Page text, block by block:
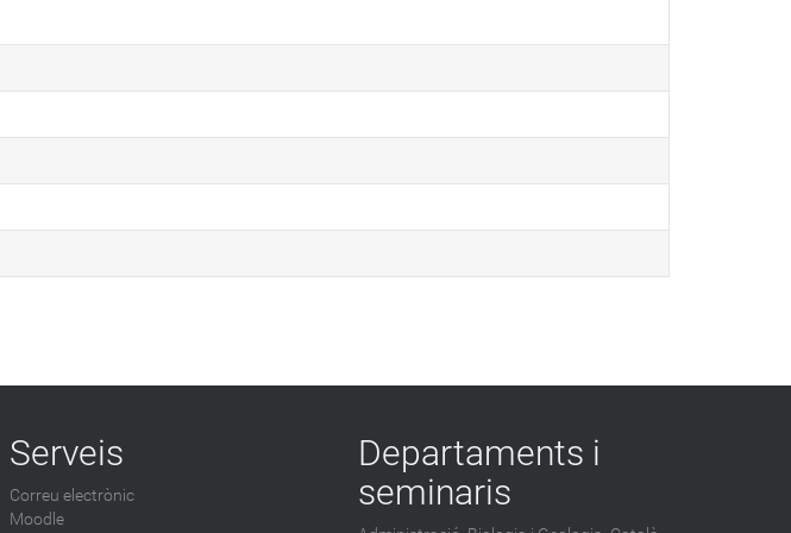
Serveis
Correu electrònic
Moodle
Departaments i
seminaris